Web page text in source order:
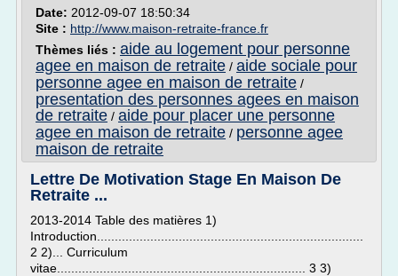
Date: 2012-09-07 18:50:34
Site : http://www.maison-retraite-france.fr
Thèmes liés : aide au logement pour personne
agee en maison de retraite / aide sociale pour
personne agee en maison de retraite /
presentation des personnes agees en maison
de retraite / aide pour placer une personne
agee en maison de retraite / personne agee
maison de retraite
Lettre De Motivation Stage En Maison De
Retraite ...
2013-2014 Table des matières 1)
Introduction...........................................................................
2 2)... Curriculum
vitae...................................................................... 3 3)